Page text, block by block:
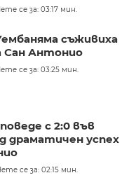
се за: 03:17 мин.
съживиха
Сан Антонио
се за: 03:25 мин.
с 2:0 във
драматичен успех
се за: 02:15 мин.